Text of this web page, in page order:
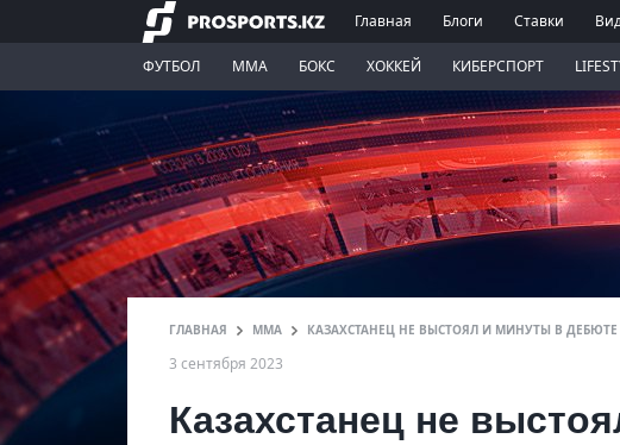
Главная Блоги Ставки
ФУТБОЛ ММА БОКС ХОККЕЙ КИБЕРСПОРТ
ГЛАВНАЯ ММА КАЗАХСТАНЕЦ НЕ ВЫСТОЯЛ И МИНУТЫ В
3 сентября 2023
Казахстанец не